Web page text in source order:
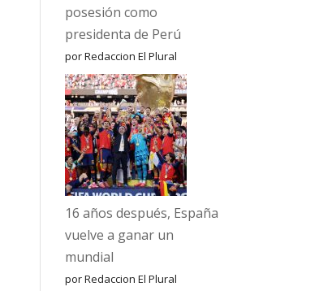
posesión como
presidenta de Perú
por Redaccion El Plural
16 años después, España
vuelve a ganar un
mundial
por Redaccion El Plural